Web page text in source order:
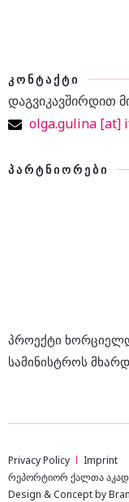
ᲙᲝᲜᲢᲐᲥᲢᲘ
დაგვიკავშირდით
olga.gulina [at]
ᲞᲐᲠᲢᲜᲘᲝᲠᲔᲑᲘ
პროექტი
სამინისტროს
Design & Concept by
რეპორტიორ ქალთა
Privacy Policy Imprint